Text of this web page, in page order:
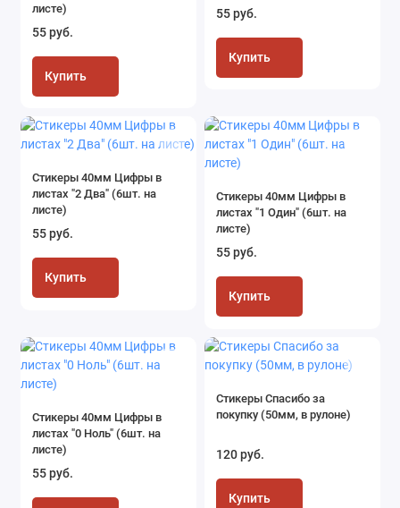
листе)
55 руб.
Купить
55 руб.
Купить
Стикеры 40мм Цифры в
листах "2 Два" (6шт. на
листе)
55 руб.
Купить
Стикеры 40мм Цифры в
листах "1 Один" (6шт. на
листе)
55 руб.
Купить
Стикеры 40мм Цифры в
листах "0 Ноль" (6шт. на
листе)
55 руб.
Стикеры Спасибо за
покупку (50мм, в рулоне)
120 руб.
Купить